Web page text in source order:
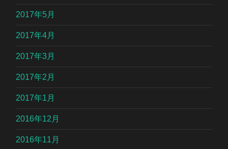
2017年5月
2017年4月
2017年3月
2017年2月
2017年1月
2016年12月
2016年11月